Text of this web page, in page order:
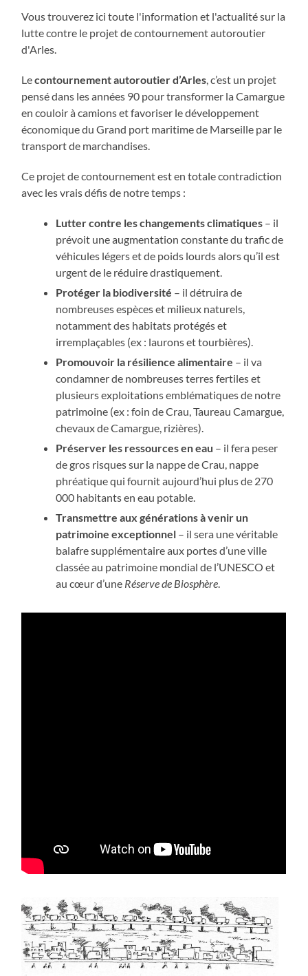
Vous trouverez ici toute l'information et l'actualité sur la
lutte contre le projet de contournement autoroutier
d'Arles.
Lecontournement autoroutier d’Arles , c’est un projet
pensé dans les années 90 pour transformer la Camargue
en couloir à camions et favoriser le développement
économique du Grand port maritime de Marseille par le
transport de marchandises.
Ce projet de contournement est en totale contradiction
avec les vrais défis de notre temps :
Lutter contre les changements climatiques – il
prévoit une augmentation constante du trafic de
véhicules légers et de poids lourds alors qu’il est
urgent de le réduire drastiquement.
Protéger la biodiversité – il détruira de
nombreuses espèces et milieux naturels,
notamment des habitats protégés et
irremplaçables (ex : laurons et tourbières).
Promouvoir la résilience alimentaire – il va
condamner de nombreuses terres fertiles et
plusieurs exploitations emblématiques de notre
patrimoine (ex : foin de Crau, Taureau Camargue,
chevaux de Camargue, rizières).
Préserver les ressources en eau – il fera peser
de gros risques sur la nappe de Crau, nappe
phréatique qui fournit aujourd’hui plus de 270
000 habitants en eau potable.
Transmettre aux générations à venir un
patrimoine exceptionnel – il sera une véritable
balafre supplémentaire aux portes d’une ville
classée au patrimoine mondial de l’UNESCO et
au cœur d’une Réserve de Biosphère